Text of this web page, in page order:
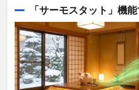
すす
めこ
たつ
5選
3.1
厳選
①「冬
だけ」
「サーモスタット」機